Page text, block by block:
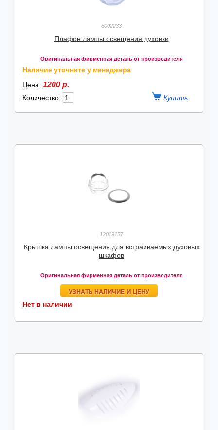
8002233
Плафон лампы освещения духовки
Оригинальная фирменная деталь от производителя
Наличие уточните у менеджера
Цена: 1200 р.
Количество:
12019157
Крышка лампы освещения для встраиваемых духовых
шкафов
Оригинальная фирменная деталь от производителя
УЗНАТЬ НАЛИЧИЕ И ЦЕНУ
Нет в наличии